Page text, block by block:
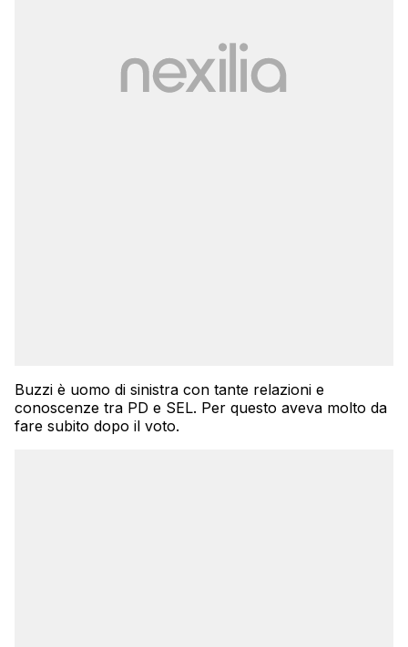
Buzzi è uomo di sinistra con tante relazioni e
conoscenze tra PD e SEL. Per questo aveva molto da
fare subito dopo il voto.